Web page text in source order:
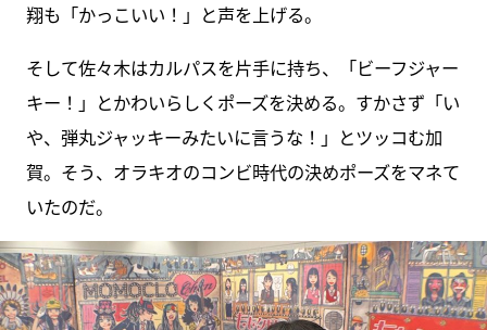
翔も「かっこいい！」と声を上げる。
そして佐々木はカルパスを片手に持ち、「ビーフジャー
キー！」とかわいらしくポーズを決める。すかさず「い
や、弾丸ジャッキーみたいに言うな！」とツッコむ加
賀。そう、オラキオのコンビ時代の決めポーズをマネて
いたのだ。